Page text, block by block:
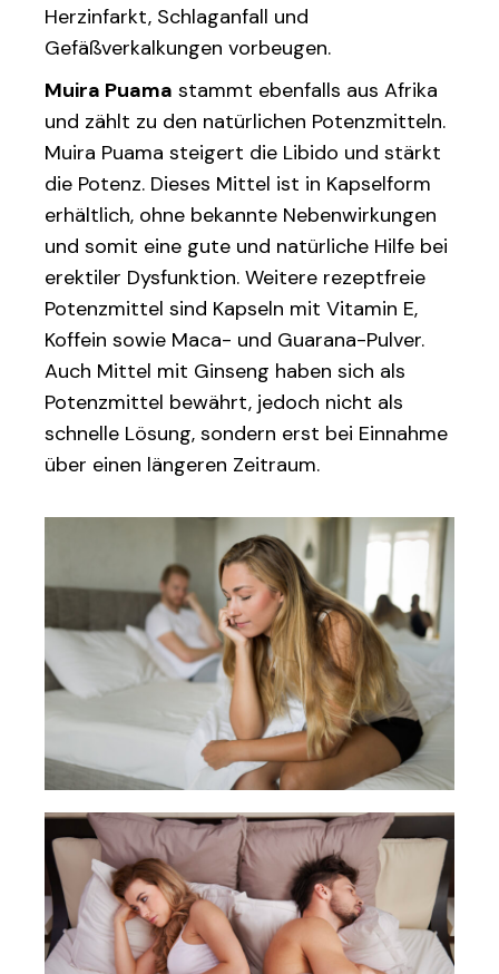
Herzinfarkt, Schlaganfall und
Gefäßverkalkungen vorbeugen.
Muira Puama stammt ebenfalls aus Afrika
und zählt zu den natürlichen Potenzmitteln.
Muira Puama steigert die Libido und stärkt
die Potenz. Dieses Mittel ist in Kapselform
erhältlich, ohne bekannte Nebenwirkungen
und somit eine gute und natürliche Hilfe bei
erektiler Dysfunktion. Weitere rezeptfreie
Potenzmittel sind Kapseln mit Vitamin E,
Koffein sowie Maca- und Guarana-Pulver.
Auch Mittel mit Ginseng haben sich als
Potenzmittel bewährt, jedoch nicht als
schnelle Lösung, sondern erst bei Einnahme
über einen längeren Zeitraum.